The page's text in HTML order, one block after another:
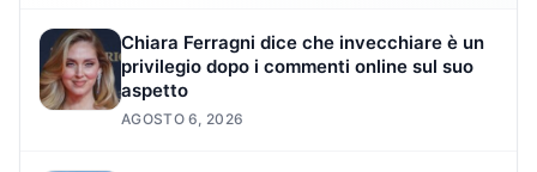
Chiara Ferragni dice che invecchiare è un
privilegio dopo i commenti online sul suo
aspetto
AGOSTO 6, 2026